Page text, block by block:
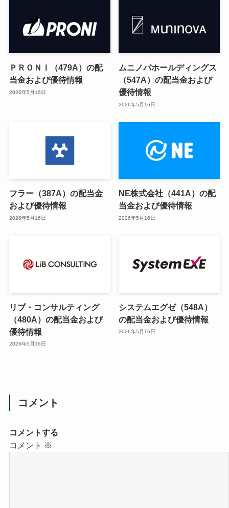
ＰＲＯＮＩ（479A）の配
当金および優待情報
2026年5月16日
ムニノバホールディングス
（547A）の配当金および
優待情報
2026年5月16日
フラー（387A）の配当金
および優待情報
2026年5月16日
NE株式会社（441A）の配
当金および優待情報
2026年5月16日
リブ・コンサルティング
（480A）の配当金および
優待情報
2026年5月16日
システムエグゼ（548A）
の配当金および優待情報
2026年5月16日
コメント
コメントする
コメント ※